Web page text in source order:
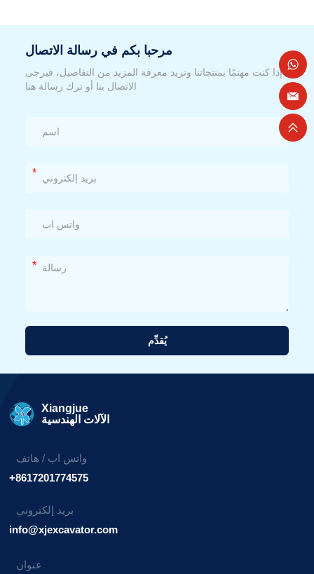
مرحبا بكم في رسالة الاتصال
إذا كنت مهتمًا بمنتجاتنا وتريد معرفة المزيد من التفاصيل، فيرجى
الاتصال بنا أو ترك رسالة هنا
*
*
يُقدِّم
Xiangjue
الآلات الهندسية
واتس اب / هاتف
+8617201774575
بريد إلكتروني
info@xjexcavator.com
عنوان